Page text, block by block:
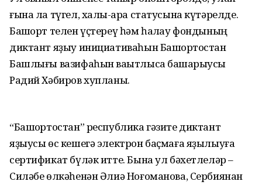
ғына ла түгел, халыҡ-ара статусына күтәрелде.
Башҡорт телен үҫтереү һәм һаҡлау фондының
диктант яҙыу инициативаһын Башҡортостан
Башлығы вазифаһын ваҡытлыса башҡарыусы
Радий Хәбиров хупланы.
“Башҡортостан” республика гәзите диктант
яҙыусы өс кешегә электрон баҫмаға яҙылыуға
сертификат бүләк итте. Бына ул бәхетлеләр –
Силәбе өлкәһенән Әлиә Ноғоманова, Сербиянан